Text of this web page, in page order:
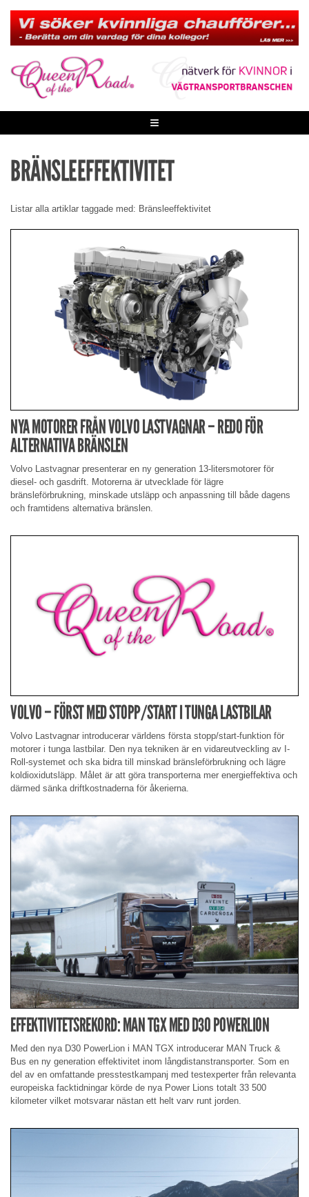
content
≡
BRÄNSLEEFFEKTIVITET
Listar alla artiklar taggade med: Bränsleeffektivitet
NYA MOTORER FRÅN VOLVO LASTVAGNAR – REDO FÖR
ALTERNATIVA BRÄNSLEN
Volvo Lastvagnar presenterar en ny generation 13-litersmotorer för
diesel- och gasdrift. Motorerna är utvecklade för lägre
bränsleförbrukning, minskade utsläpp och anpassning till både dagens
och framtidens alternativa bränslen.
VOLVO – FÖRST MED STOPP/START I TUNGA LASTBILAR
Volvo Lastvagnar introducerar världens första stopp/start-funktion för
motorer i tunga lastbilar. Den nya tekniken är en vidareutveckling av I-
Roll-systemet och ska bidra till minskad bränsleförbrukning och lägre
koldioxidutsläpp. Målet är att göra transporterna mer energieffektiva och
därmed sänka driftkostnaderna för åkerierna.
EFFEKTIVITETSREKORD: MAN TGX MED D30 POWERLION
Med den nya D30 PowerLion i MAN TGX introducerar MAN Truck &
Bus en ny generation effektivitet inom långdistanstransporter. Som en
del av en omfattande presstestkampanj med testexperter från relevanta
europeiska facktidningar körde de nya Power Lions totalt 33 500
kilometer vilket motsvarar nästan ett helt varv runt jorden.